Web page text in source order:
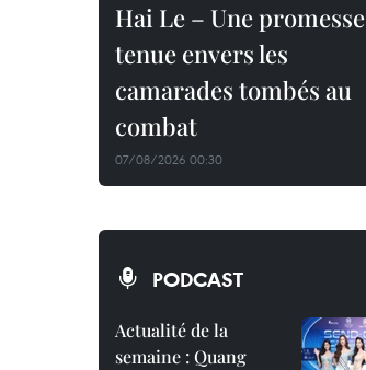
Hai Le – Une promesse
tenue envers les
camarades tombés au
combat
07/08/2026 00:30
PODCAST
Actualité de la
semaine : Quang